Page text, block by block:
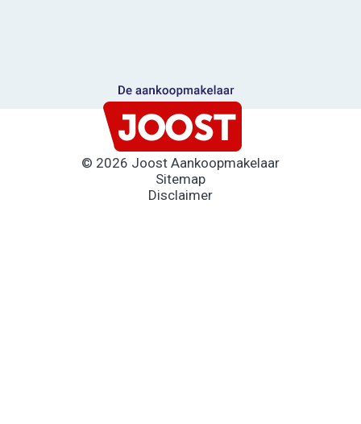
© 2026 Joost Aankoopmakelaar
Sitemap
Disclaimer